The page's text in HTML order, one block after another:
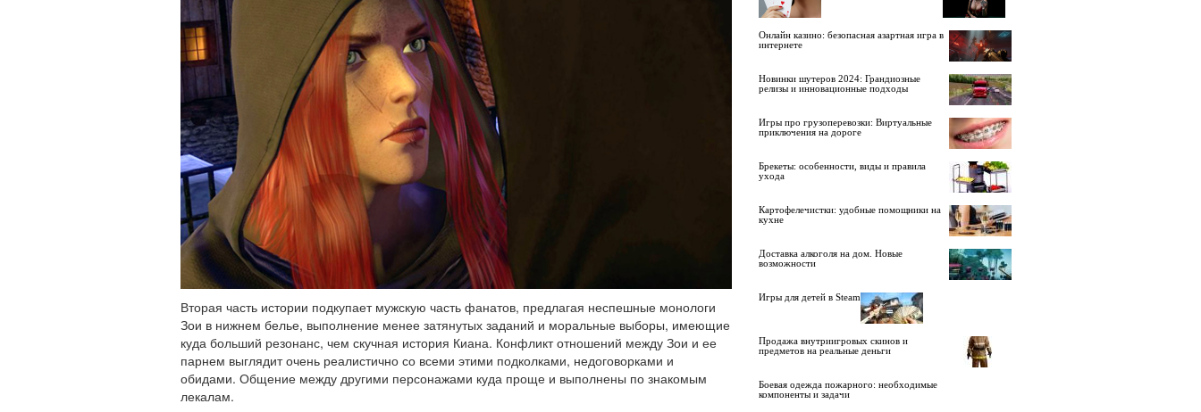
Вторая часть истории подкупает мужскую часть фанатов, предлагая неспешные монологи
Зои в нижнем белье, выполнение менее затянутых заданий и моральные выборы, имеющие
куда больший резонанс, чем скучная история Киана. Конфликт отношений между Зои и ее
парнем выглядит очень реалистично со всеми этими подколками, недоговорками и
обидами. Общение между другими персонажами куда проще и выполнены по знакомым
лекалам.
Онлайн казино: безопасная азартная игра в
интернете
Новинки шутеров 2024: Грандиозные
релизы и инновационные подходы
Игры про грузоперевозки: Виртуальные
приключения на дороге
Брекеты: особенности, виды и правила
ухода
Картофелечистки: удобные помощники на
кухне
Доставка алкоголя на дом. Новые
возможности
Игры для детей в Steam
Продажа внутриигровых скинов и
предметов на реальные деньги
Боевая одежда пожарного: необходимые
компоненты и задачи